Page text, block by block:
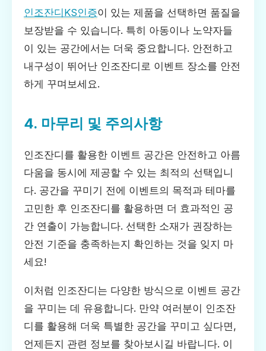
인조잔디KS인증이 있는 제품을 선택하면 품질을
보장받을 수 있습니다. 특히 아동이나 노약자들
이 있는 공간에서는 더욱 중요합니다. 안전하고
내구성이 뛰어난 인조잔디로 이벤트 장소를 안전
하게 꾸며보세요.
4. 마무리 및 주의사항
인조잔디를 활용한 이벤트 공간은 안전하고 아름
다움을 동시에 제공할 수 있는 최적의 선택입니
다. 공간을 꾸미기 전에 이벤트의 목적과 테마를
고민한 후 인조잔디를 활용하면 더 효과적인 공
간 연출이 가능합니다. 선택한 소재가 권장하는
안전 기준을 충족하는지 확인하는 것을 잊지 마
세요!
이처럼 인조잔디는 다양한 방식으로 이벤트 공간
을 꾸미는 데 유용합니다. 만약 여러분이 인조잔
디를 활용해 더욱 특별한 공간을 꾸미고 싶다면,
언제든지 관련 정보를 찾아보시길 바랍니다. 이